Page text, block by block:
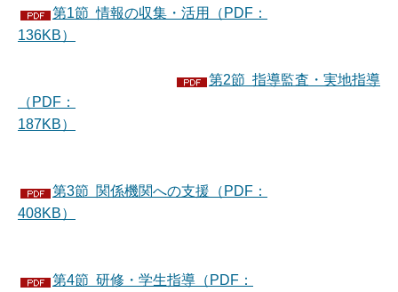
第1節 情報の収集・活用（PDF：
136KB）
第2節 指導監査・実地指導
（PDF：
187KB）
第3節 関係機関への支援（PDF：
408KB）
第4節 研修・学生指導（PDF：